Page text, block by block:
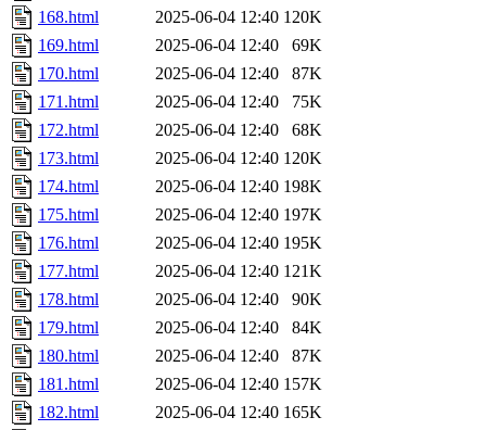
168.html
2025-06-04 12:40 120K
169.html
2025-06-04 12:40
69K
170.html
2025-06-04 12:40
87K
171.html
2025-06-04 12:40
75K
172.html
2025-06-04 12:40
68K
173.html
2025-06-04 12:40 120K
174.html
2025-06-04 12:40 198K
175.html
2025-06-04 12:40 197K
176.html
2025-06-04 12:40 195K
177.html
2025-06-04 12:40 121K
178.html
2025-06-04 12:40
90K
179.html
2025-06-04 12:40
84K
180.html
2025-06-04 12:40
87K
181.html
2025-06-04 12:40 157K
182.html
2025-06-04 12:40 165K